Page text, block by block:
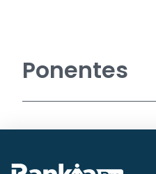
Ponentes